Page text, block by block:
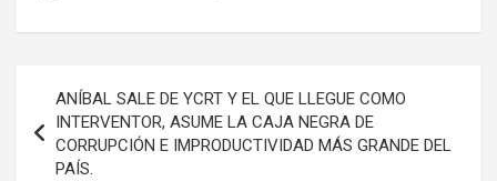
Navegación
de
entradas
ANÍBAL SALE DE YCRT Y EL QUE LLEGUE COMO
INTERVENTOR, ASUME LA CAJA NEGRA DE
CORRUPCIÓN E IMPRODUCTIVIDAD MÁS GRANDE DEL
PAÍS.